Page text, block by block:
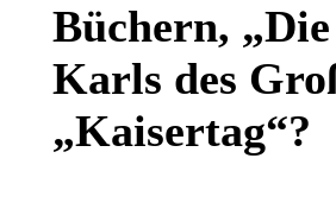
Büchern,
Karls des
„Kaisertag“?